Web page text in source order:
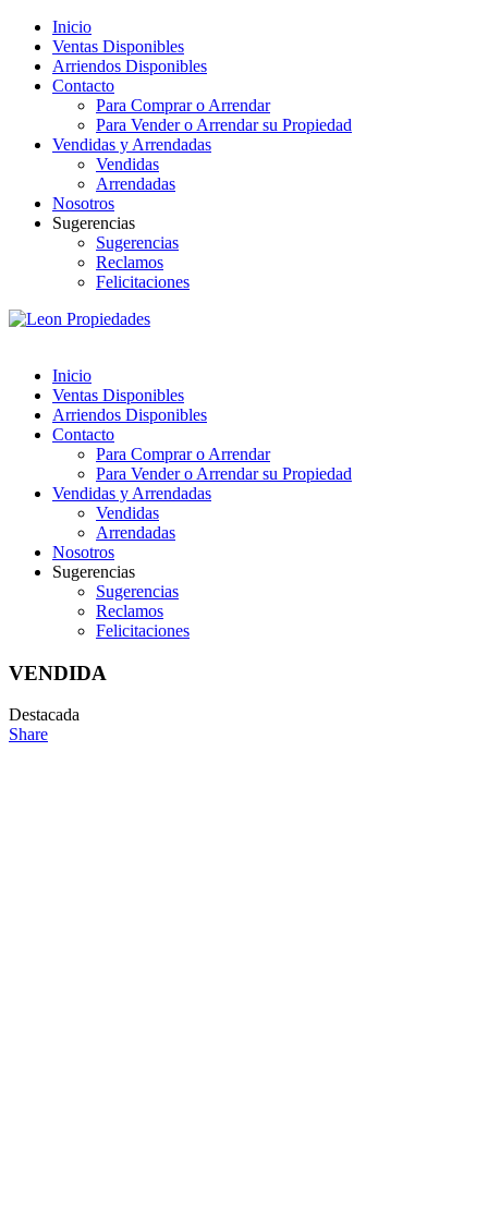
Inicio
Ventas Disponibles
Arriendos Disponibles
Contacto
Para Comprar o Arrendar
Para Vender o Arrendar su Propiedad
Vendidas y Arrendadas
Vendidas
Arrendadas
Nosotros
Sugerencias
Sugerencias
Reclamos
Felicitaciones
Inicio
Ventas Disponibles
Arriendos Disponibles
Contacto
Para Comprar o Arrendar
Para Vender o Arrendar su Propiedad
Vendidas y Arrendadas
Vendidas
Arrendadas
Nosotros
Sugerencias
Sugerencias
Reclamos
Felicitaciones
VENDIDA
Destacada
Share